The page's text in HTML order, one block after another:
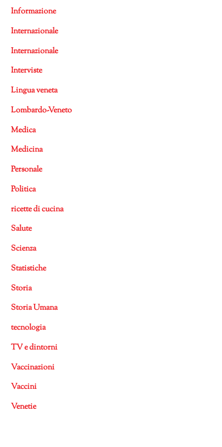
Informazione
Internazionale
Internazionale
Interviste
Lingua veneta
Lombardo-Veneto
Medica
Medicina
Personale
Politica
ricette di cucina
Salute
Scienza
Statistiche
Storia
Storia Umana
tecnologia
TV e dintorni
Vaccinazioni
Vaccini
Venetie